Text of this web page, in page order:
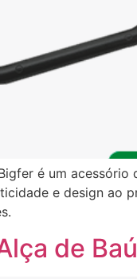
é um acessório
e design ao
de Baú